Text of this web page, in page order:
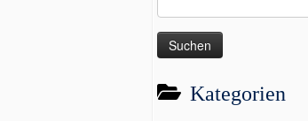
nach:
Kategorien